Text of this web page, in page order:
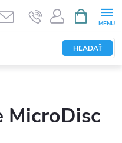
HĽADAŤ
KOŠÍK
MicroDisc